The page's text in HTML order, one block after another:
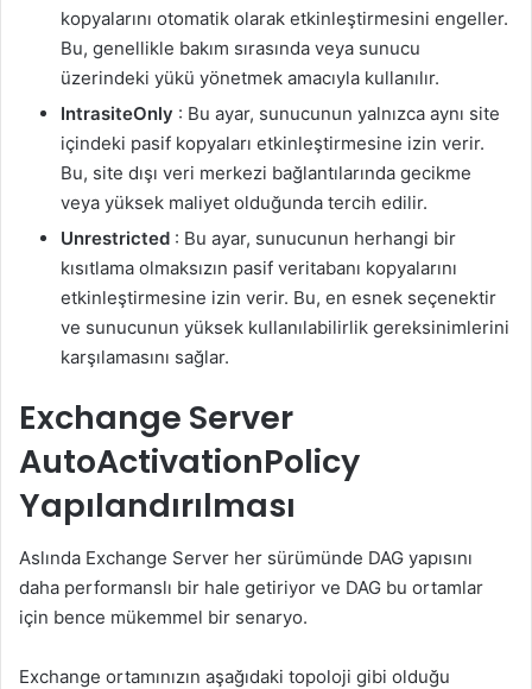
kopyalarını otomatik olarak etkinleştirmesini engeller.
Bu, genellikle bakım sırasında veya sunucu
üzerindeki yükü yönetmek amacıyla kullanılır.
IntrasiteOnly : Bu ayar, sunucunun yalnızca aynı site
içindeki pasif kopyaları etkinleştirmesine izin verir.
Bu, site dışı veri merkezi bağlantılarında gecikme
veya yüksek maliyet olduğunda tercih edilir.
Unrestricted : Bu ayar, sunucunun herhangi bir
kısıtlama olmaksızın pasif veritabanı kopyalarını
etkinleştirmesine izin verir. Bu, en esnek seçenektir
ve sunucunun yüksek kullanılabilirlik gereksinimlerini
karşılamasını sağlar.
Exchange Server
AutoActivationPolicy
Yapılandırılması
Aslında Exchange Server her sürümünde DAG yapısını
daha performanslı bir hale getiriyor ve DAG bu ortamlar
için bence mükemmel bir senaryo.
Exchange ortamınızın aşağıdaki topoloji gibi olduğu